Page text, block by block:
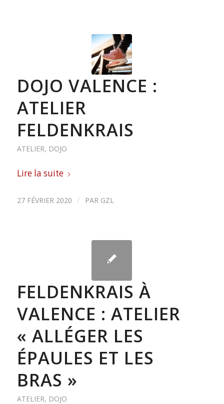
DOJO VALENCE :
ATELIER
FELDENKRAIS
ATELIER, DOJO
Lire la suite
27 FÉVRIER 2020 / PAR GZL
FELDENKRAIS À
VALENCE : ATELIER
« ALLÉGER LES
ÉPAULES ET LES
BRAS »
ATELIER, DOJO